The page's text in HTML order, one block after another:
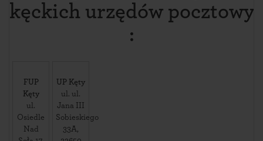
kęckich urzędów
:
FUP
Kęty
ul.
Osiedle
Nad
UP Kęty
ul. ul.
Jana III
Sobieskiego
33A,